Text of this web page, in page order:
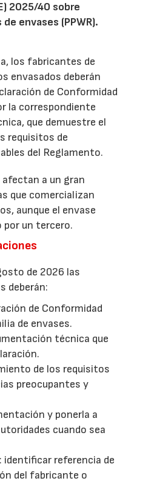
2025/40 sobre
envases (PPWR).
los fabricantes de
envasados deberán
de Conformidad
la correspondiente
que demuestre el
requisitos de
del Reglamento.
a un gran
que comercializan
aunque el envase
por un tercero.
de 2026 las
deberán:
de Conformidad
de envases.
técnica que
de los requisitos
preocupantes y
y ponerla a
cuando sea
identificar referencia de
del fabricante o